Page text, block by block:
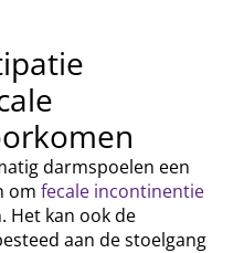
darmspoelen een
om fecale incontinentie
Het kan ook de
aan de stoelgang